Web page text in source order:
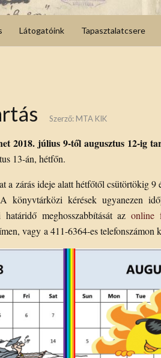
Látogatóink Tapasztalatcsere
Szerző: MTA KIK
2018. július 9-től augusztus 12-ig
13-án, hétfőn.
a zárás ideje alatt hétfőtől csütörtökig 9
könyvtárközi kérések ugyanezen
meghosszabbítását az online
vagy a 411-6364-es telefonszámon